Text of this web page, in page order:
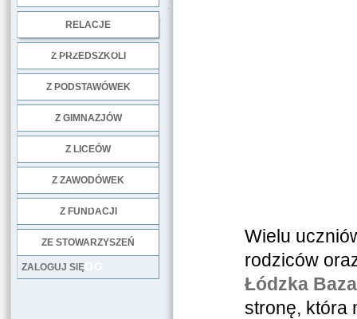
RELACJE
Z PRZEDSZKOLI
Z PODSTAWÓWEK
Z GIMNAZJÓW
Z LICEÓW
Z ZAWODÓWEK
Z FUNDACJI
ZE STOWARZYSZEŃ
LOG
ZALOGUJ SIĘ
Wielu
rodziców
Łódzka
stronę, która